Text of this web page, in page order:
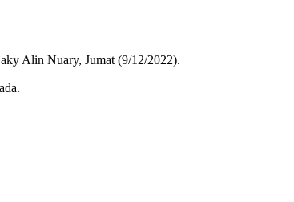
Alin Nuary, Jumat (9/12/2022).